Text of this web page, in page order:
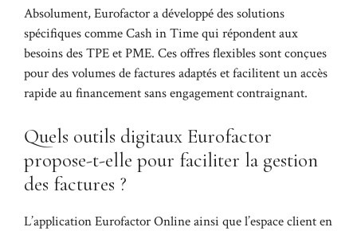
Absolument, Eurofactor a développé des solutions
spécifiques comme Cash in Time qui répondent aux
besoins des TPE et PME. Ces offres flexibles sont conçues
pour des volumes de factures adaptés et facilitent un accès
rapide au financement sans engagement contraignant.
Quels outils digitaux Eurofactor
propose-t-elle pour faciliter la gestion
des factures ?
L’application Eurofactor Online ainsi que l’espace client en